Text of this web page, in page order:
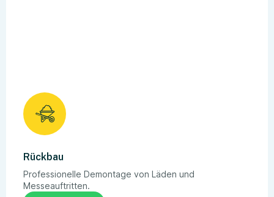
Rückbau
Professionelle Demontage von Läden und
Messeauftritten.